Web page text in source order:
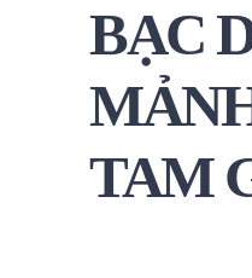
BẠC
TAM